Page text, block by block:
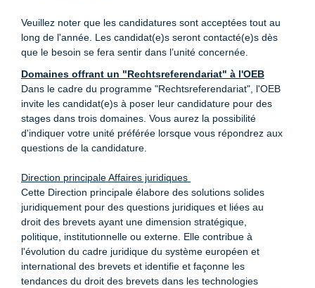
Veuillez noter que les candidatures sont acceptées tout au
long de l'année. Les candidat(e)s seront contacté(e)s dès
que le besoin se fera sentir dans l’unité concernée.
Domaines offrant un "Rechtsreferendariat" à l'OEB
Dans le cadre du programme "Rechtsreferendariat", l'OEB
invite les candidat(e)s à poser leur candidature pour des
stages dans trois domaines. Vous aurez la possibilité
d'indiquer votre unité préférée lorsque vous répondrez aux
questions de la candidature.
Direction principale Affaires juridiques
Cette Direction principale élabore des solutions solides
juridiquement pour des questions juridiques et liées au
droit des brevets ayant une dimension stratégique,
politique, institutionnelle ou externe. Elle contribue à
l'évolution du cadre juridique du système européen et
international des brevets et identifie et façonne les
tendances du droit des brevets dans les technologies